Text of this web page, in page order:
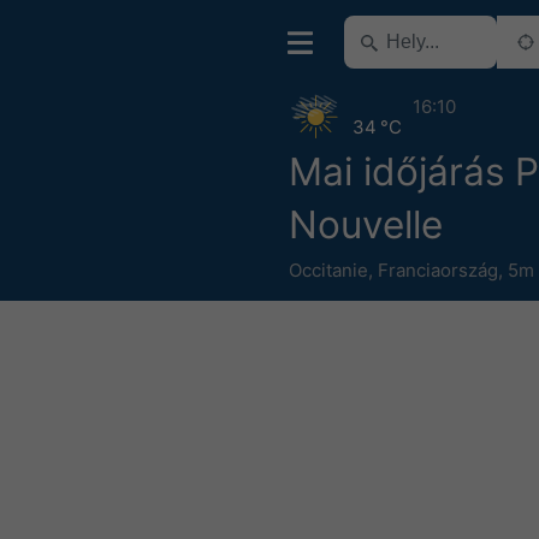
Mai időjárás
Nouvelle
Occitanie, Franciaország, 5m
34 °C
16:10